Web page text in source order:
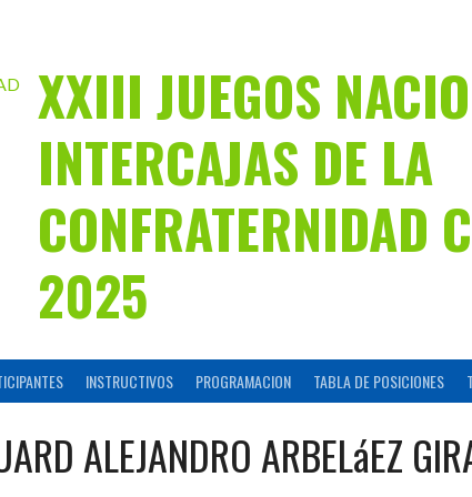
XXIII JUEGOS
INTERCAJAS DE LA
CONFRATERNIDAD
2025
INSTRUCTIVOS PROGRAMACION TABLA DE POSICIONES
ALEJANDRO ARBELáEZ